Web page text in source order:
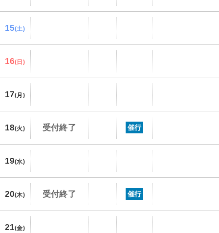
15(土)
16(日)
17(月)
18(火) 受付終了 催行
19(水)
20(木) 受付終了 催行
21(金)